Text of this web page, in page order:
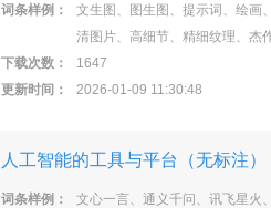
词条样例：
文生图、图生图、提示词、绘画
清图片、高细节、精细纹理、杰
下载次数：
1647
更新时间：
2026-01-09 11:30:48
人工智能的工具与平台（无标注）
词条样例：
文心一言、通义千问、讯飞星火